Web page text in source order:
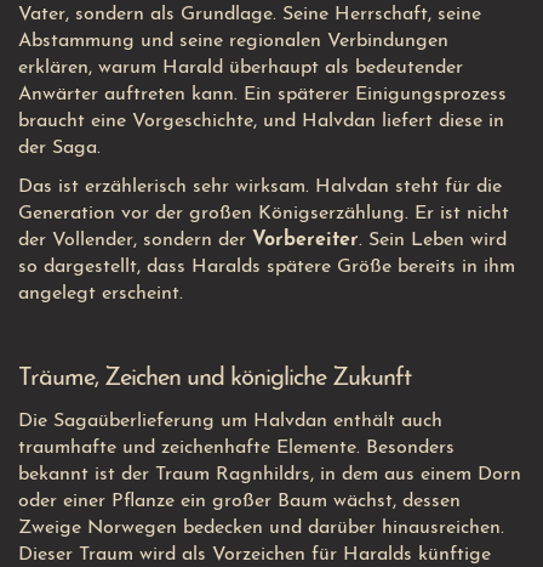
Vater, sondern als Grundlage. Seine Herrschaft, seine
Abstammung und seine regionalen Verbindungen
erklären, warum Harald überhaupt als bedeutender
Anwärter auftreten kann. Ein späterer Einigungsprozess
braucht eine Vorgeschichte, und Halvdan liefert diese in
der Saga.
Das ist erzählerisch sehr wirksam. Halvdan steht für die
Generation vor der großen Königserzählung. Er ist nicht
der Vollender, sondern der Vorbereiter. Sein Leben wird
so dargestellt, dass Haralds spätere Größe bereits in ihm
angelegt erscheint.
Träume, Zeichen und königliche Zukunft
Die Sagaüberlieferung um Halvdan enthält auch
traumhafte und zeichenhafte Elemente. Besonders
bekannt ist der Traum Ragnhildrs, in dem aus einem Dorn
oder einer Pflanze ein großer Baum wächst, dessen
Zweige Norwegen bedecken und darüber hinausreichen.
Dieser Traum wird als Vorzeichen für Haralds künftige